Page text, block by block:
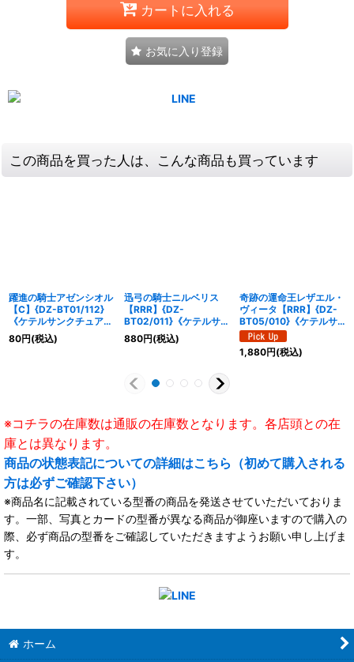
カートに入れる
お気に入り登録
この商品を買った人は、こんな商品も買っています
躍進の騎士アゼンシオル
【C】{DZ-BT01/112}
《ケテルサンクチュア
リ》
80円(税込)
迅弓の騎士ニルベリス
【RRR】{DZ-
BT02/011}《ケテルサン
クチュアリ》
880円(税込)
奇跡の運命王レザエル・
ヴィータ【RRR】{DZ-
BT05/010}《ケテルサ
ンクチュアリ》
1,880円(税込)
※コチラの在庫数は通販の在庫数となります。各店頭との在
庫とは異なります。
商品の状態表記についての詳細はこちら（初めて購入される
方は必ずご確認下さい）
※商品名に記載されている型番の商品を発送させていただいておりま
す。一部、写真とカードの型番が異なる商品が御座いますので購入の
際、必ず商品の型番をご確認していただきますようお願い申し上げま
す。
ホーム